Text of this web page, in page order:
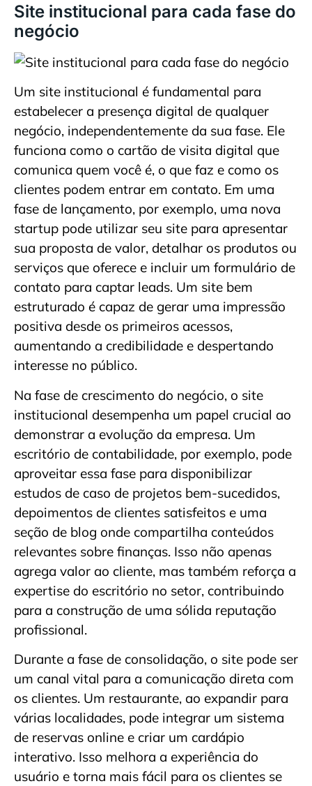
Site institucional para cada fase do
negócio
Um site institucional é fundamental para
estabelecer a presença digital de qualquer
negócio, independentemente da sua fase. Ele
funciona como o cartão de visita digital que
comunica quem você é, o que faz e como os
clientes podem entrar em contato. Em uma
fase de lançamento, por exemplo, uma nova
startup pode utilizar seu site para apresentar
sua proposta de valor, detalhar os produtos ou
serviços que oferece e incluir um formulário de
contato para captar leads. Um site bem
estruturado é capaz de gerar uma impressão
positiva desde os primeiros acessos,
aumentando a credibilidade e despertando
interesse no público.
Na fase de crescimento do negócio, o site
institucional desempenha um papel crucial ao
demonstrar a evolução da empresa. Um
escritório de contabilidade, por exemplo, pode
aproveitar essa fase para disponibilizar
estudos de caso de projetos bem-sucedidos,
depoimentos de clientes satisfeitos e uma
seção de blog onde compartilha conteúdos
relevantes sobre finanças. Isso não apenas
agrega valor ao cliente, mas também reforça a
expertise do escritório no setor, contribuindo
para a construção de uma sólida reputação
profissional.
Durante a fase de consolidação, o site pode ser
um canal vital para a comunicação direta com
os clientes. Um restaurante, ao expandir para
várias localidades, pode integrar um sistema
de reservas online e criar um cardápio
interativo. Isso melhora a experiência do
usuário e torna mais fácil para os clientes se